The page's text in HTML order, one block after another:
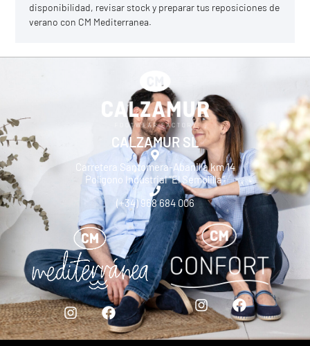
disponibilidad, revisar stock y preparar tus reposiciones de
verano con CM Mediterranea.
CALZAMUR SL
Carretera Santomera-Abanilla km 14
Polígono Industrial “El Semolilla”
(+34) 968 684 006